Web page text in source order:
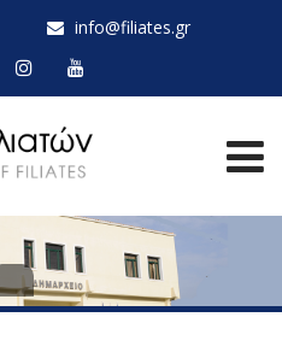
info@filiates.gr